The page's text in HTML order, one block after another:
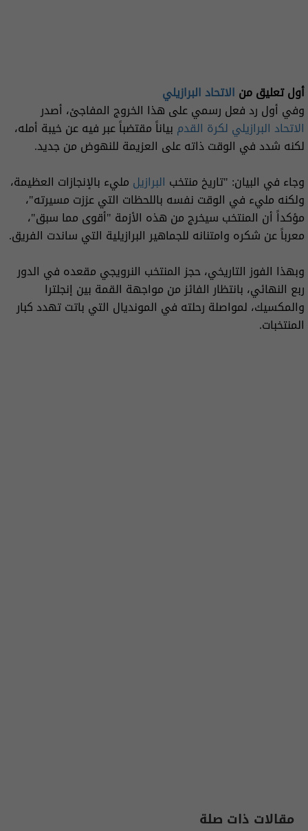
أول تعليق من الاتحاد البرازيلي
وفي أول رد فعل رسمي على هذا الخروج المفاجئ، أصدر
الاتحاد البرازيلي لكرة القدم بياناً مقتضباً عبر فيه عن خيبة أمله،
لكنه شدد في الوقت ذاته على العزيمة للنهوض من جديد.
وجاء في البيان: "تاريخ منتخب البرازيل مليء بالإنجازات العظيمة،
ولكنه مليء في الوقت نفسه باللحظات التي عززت مسيرته"،
مؤكداً أن المنتخب سيخرج من هذه الأزمة "أقوى مما سبق"،
معرباً عن شكره وامتنانه للجماهير البرازيلية التي ساندت الفريق.
وبهذا الفوز التاريخي، حجز المنتخب النرويجي مقعده في الدور
ربع النهائي، بانتظار الفائز من مواجهة القمة بين إنجلترا
والمكسيك، لمواصلة رحلته في المونديال التي باتت تهدد كبار
المنتخبات.
مقالات ذات صلة